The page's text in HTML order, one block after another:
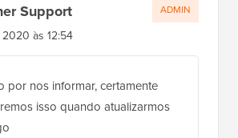
Support
às 12:54
por nos informar, certamente
isso quando atualizarmos
ADMIN